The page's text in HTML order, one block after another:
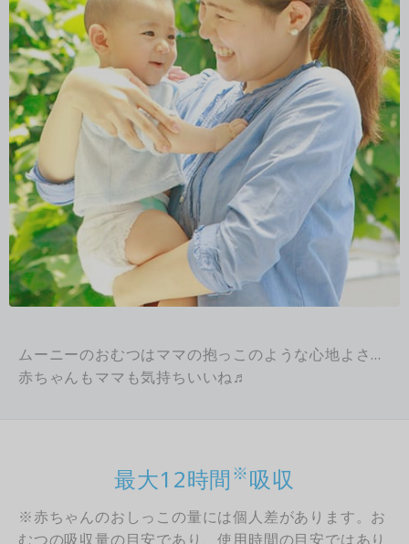
ムーニーのおむつはママの抱っこのような心地よさ…
赤ちゃんもママも気持ちいいね♬
最大12時間 ※吸収
※赤ちゃんのおしっこの量には個人差があります。お
むつの吸収量の目安であり、使用時間の目安ではあり